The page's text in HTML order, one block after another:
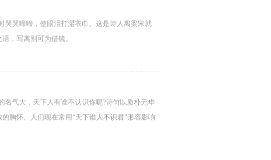
哭哭啼啼，使眼泪打湿衣巾。这是诗人离梁宋就
，写离别可为借镜。
名气大，天下人有谁不认识你呢?诗句以质朴无华
胸怀。人们现在常用“天下谁人不识君”形容影响